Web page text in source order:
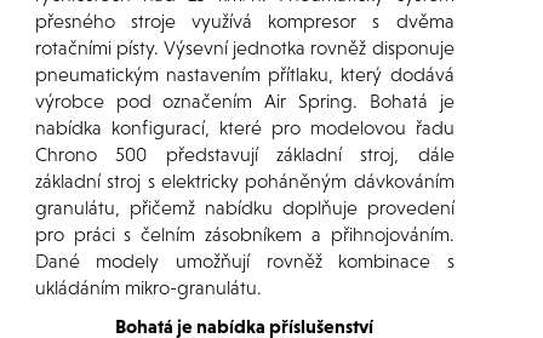
přesného stroje využívá kompresor s dvěma
rotačními písty. Výsevní jednotka rovněž disponuje
pneumatickým nastavením přítlaku, který dodává
výrobce pod označením Air Spring. Bohatá je
nabídka konfigurací, které pro modelovou řadu
Chrono 500 představují základní stroj, dále
základní stroj s elektricky poháněným dávkováním
granulátu, přičemž nabídku doplňuje provedení
pro práci s čelním zásobníkem a přihnojováním.
Dané modely umožňují rovněž kombinace s
ukládáním mikro-granulátu.
Bohatá je nabídka příslušenství